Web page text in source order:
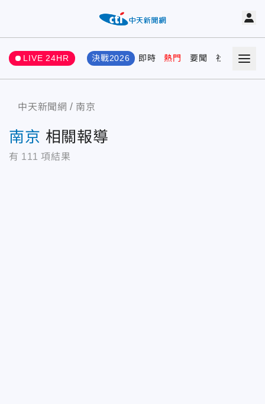
LIVE 24HR 決戰2026 即時 熱門 要聞 社會 娛樂
中天新聞網 南京
南京 相關報導
有 111 項結果